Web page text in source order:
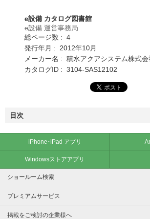
e設備 カタログ図書館
e設備 運営事務局
総ページ数 : 4
発行年月 : 2012年10月
メーカー名 : 積水アクアシステム株式会
カタログID : 3104-SAS12102
目次
iPhone･iPad アプリ
Windowsストアアプリ
ショールーム検索
プレミアムサービス
掲載をご検討の企業様へ